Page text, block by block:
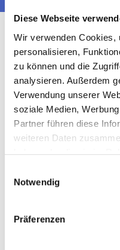
Diese Webseite
Wir verwenden Cookies,
personalisieren,
zu können und die
analysieren. Außerdem
Verwendung unserer
soziale Medien,
Partner führen diese
weiteren Daten
Notwendig
Präferenzen